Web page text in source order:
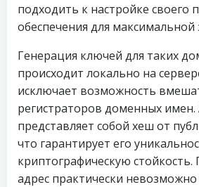
подходить к настройке своего
обеспечения для
Генерация ключей для таких
происходит локально на
исключает возможность
регистраторов доменных имен.
представляет собой хеш от
что гарантирует его
криптографическую
адрес практически невозможно